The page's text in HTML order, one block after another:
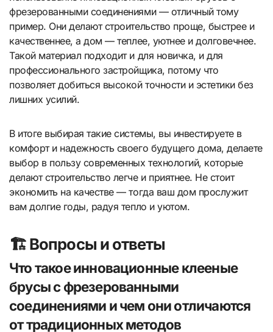
фрезерованными соединениями — отличный тому
пример. Они делают строительство проще, быстрее и
качественнее, а дом — теплее, уютнее и долговечнее.
Такой материал подходит и для новичка, и для
профессионального застройщика, потому что
позволяет добиться высокой точности и эстетики без
лишних усилий.
В итоге выбирая такие системы, вы инвестируете в
комфорт и надежность своего будущего дома, делаете
выбор в пользу современных технологий, которые
делают строительство легче и приятнее. Не стоит
экономить на качестве — тогда ваш дом прослужит
вам долгие годы, радуя тепло и уютом.
🏗️ Вопросы и ответы
Что такое инновационные клееные
брусы с фрезерованными
соединениями и чем они отличаются
от традиционных методов